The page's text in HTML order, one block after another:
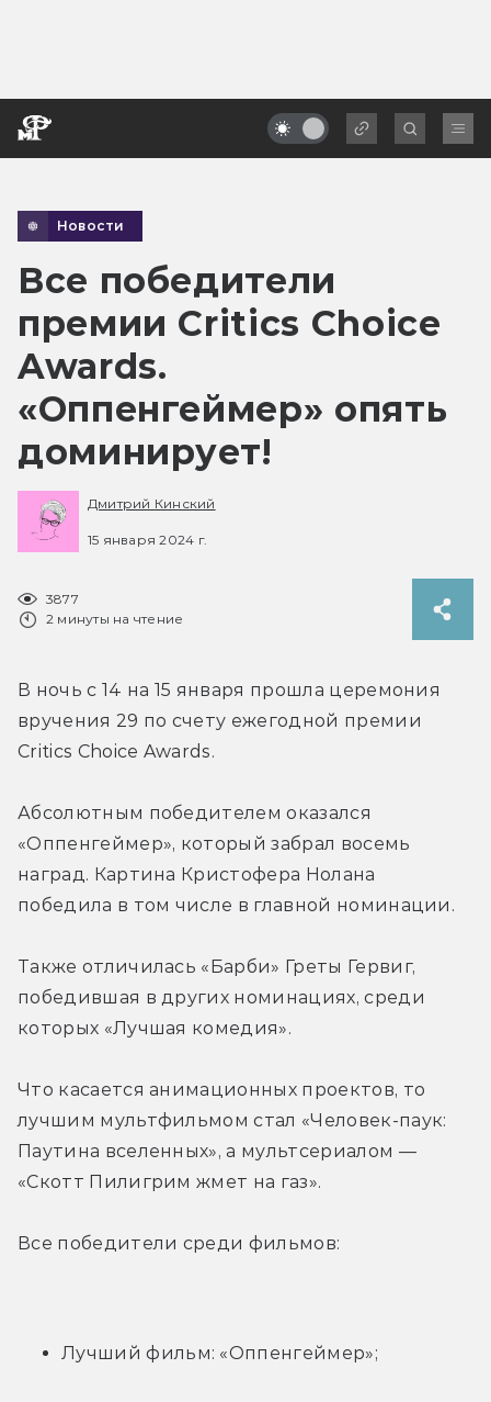
Новости
Все победители
премии Critics Choice
Awards.
«Оппенгеймер» опять
доминирует!
Дмитрий Кинский
15 января 2024 г.
3877
2 минуты на чтение
В ночь с 14 на 15 января прошла церемония
вручения 29 по счету ежегодной премии
Critics Choice Awards.
Абсолютным победителем оказался
«Оппенгеймер», который забрал восемь
наград. Картина Кристофера Нолана
победила в том числе в главной номинации.
Также отличилась «Барби» Греты Гервиг,
победившая в других номинациях, среди
которых «Лучшая комедия».
Что касается анимационных проектов, то
лучшим мультфильмом стал «Человек-паук:
Паутина вселенных», а мультсериалом —
«Скотт Пилигрим жмет на газ».
Все победители среди фильмов:
Лучший фильм: «Оппенгеймер»;